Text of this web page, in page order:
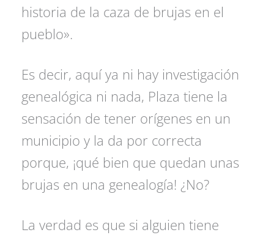
historia de la caza de brujas en el
pueblo».
Es decir, aquí ya ni hay investigación
genealógica ni nada, Plaza tiene la
sensación de tener orígenes en un
municipio y la da por correcta
porque, ¡qué bien que quedan unas
brujas en una genealogía! ¿No?
La verdad es que si alguien tiene